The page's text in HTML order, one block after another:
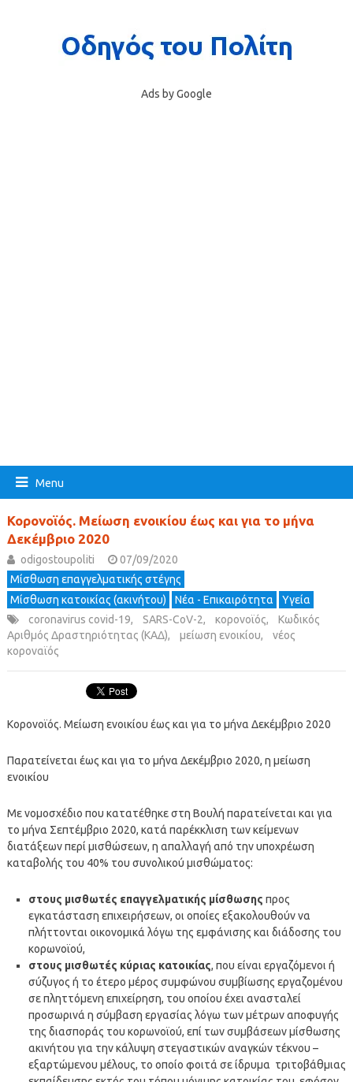
Ads by Google
Menu
Κορονοϊός. Μείωση ενοικίου έως και για το μήνα
Δεκέμβριο 2020
odigostoupoliti
07/09/2020
Μίσθωση επαγγελματικής στέγης
Μίσθωση κατοικίας (ακινήτου)
Νέα - Επικαιρότητα
Υγεία
coronavirus covid-19, SARS-CoV-2, κορονοϊός,
Κωδικός
Αριθμός Δραστηριότητας (ΚΑΔ), μείωση ενοικίου,
νέος
κοροναϊός
Κορονοϊός. Μείωση ενοικίου έως και για το μήνα Δεκέμβριο 2020
Παρατείνεται έως και για το μήνα Δεκέμβριο 2020, η μείωση
ενοικίου
Με νομοσχέδιο που κατατέθηκε στη Βουλή παρατείνεται και για
το μήνα Σεπτέμβριο 2020, κατά παρέκκλιση των κείμενων
διατάξεων περί μισθώσεων, η απαλλαγή από την υποχρέωση
καταβολής του 40% του συνολικού μισθώματος:
στους μισθωτές επαγγελματικής μίσθωσης προς
εγκατάσταση επιχειρήσεων, οι οποίες εξακολουθούν να
πλήττονται οικονομικά λόγω της εμφάνισης και διάδοσης του
κορωνοϊού,
στους μισθωτές κύριας κατοικίας, που είναι εργαζόμενοι ή
σύζυγος ή το έτερο μέρος συμφώνου συμβίωσης εργαζομένου
σε πληττόμενη επιχείρηση, του οποίου έχει ανασταλεί
προσωρινά η σύμβαση εργασίας λόγω των μέτρων αποφυγής
της διασποράς του κορωνοϊού, επί των συμβάσεων μίσθωσης
ακινήτου για την κάλυψη στεγαστικών αναγκών τέκνου –
εξαρτώμενου μέλους, το οποίο φοιτά σε ίδρυμα τριτοβάθμιας